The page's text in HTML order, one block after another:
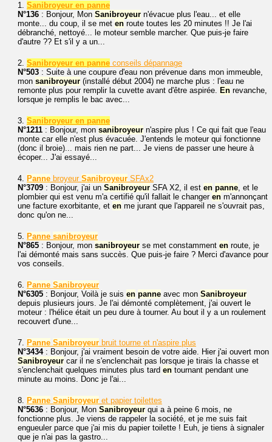
1. Sanibroyeur en panne
N°136 : Bonjour, Mon Sanibroyeur n'évacue plus l'eau... et elle
monte... du coup, il se met en route toutes les 20 minutes !! Je l'ai
débranché, nettoyé... le moteur semble marcher. Que puis-je faire
d'autre ?? Et s'il y a un...
2. Sanibroyeur en panne conseils dépannage
N°503 : Suite à une coupure d'eau non prévenue dans mon immeuble,
mon sanibroyeur (installé début 2004) ne marche plus : l'eau ne
remonte plus pour remplir la cuvette avant d'être aspirée. En revanche,
lorsque je remplis le bac avec...
3. Sanibroyeur en panne
N°1211 : Bonjour, mon sanibroyeur n'aspire plus ! Ce qui fait que l'eau
monte car elle n'est plus évacuée. J'entends le moteur qui fonctionne
(donc il broie)... mais rien ne part... Je viens de passer une heure à
écoper... J'ai essayé...
4. Panne broyeur Sanibroyeur SFAx2
N°3709 : Bonjour, j'ai un Sanibroyeur SFA X2, il est en panne, et le
plombier qui est venu m'a certifié qu'il fallait le changer en m'annonçant
une facture exorbitante, et en me jurant que l'appareil ne s'ouvrait pas,
donc qu'on ne...
5. Panne sanibroyeur
N°865 : Bonjour, mon sanibroyeur se met constamment en route, je
l'ai démonté mais sans succès. Que puis-je faire ? Merci d'avance pour
vos conseils.
6. Panne Sanibroyeur
N°6305 : Bonjour, Voilà je suis en panne avec mon Sanibroyeur
depuis plusieurs jours. Je l'ai démonté complètement, j'ai ouvert le
moteur : l'hélice était un peu dure à tourner. Au bout il y a un roulement
recouvert d'une...
7. Panne Sanibroyeur bruit tourne et n'aspire plus
N°3434: Bonjour, j'ai vraiment besoin de votre aide. Hier j'ai ouvert mon
Sanibroyeur car il ne s'enclenchait pas lorsque je tirais la chasse et
s'enclenchait quelques minutes plus tard en tournant pendant une
minute au moins. Donc je l'ai...
8. Panne Sanibroyeur et papier toilettes
N°5636 : Bonjour, Mon Sanibroyeur qui a à peine 6 mois, ne
fonctionne plus. Je viens de rappeler la société, et je me suis fait
engueuler parce que j'ai mis du papier toilette ! Euh, je tiens à signaler
que je n'ai pas la gastro...